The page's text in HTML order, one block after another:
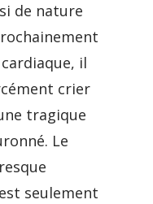
de nature
il
crier
tragique
Le
seulement